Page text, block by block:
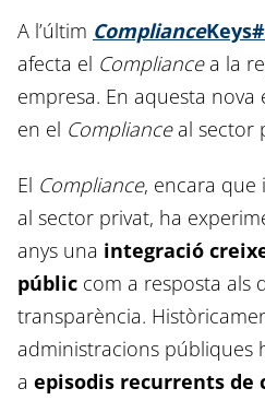
A l’últim Compliance
afecta el Compliancea la
empresa. En aquesta
en el Complianceal sector
El Compliance, encara que
al sector privat, ha
anys una integració
públic com a resposta als
transparència.
administracions públiques
a episodis recurrents de